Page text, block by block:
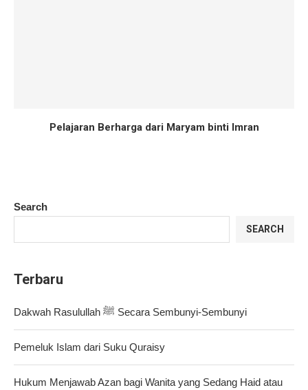
Pelajaran Berharga dari Maryam binti Imran
Search
SEARCH
Terbaru
Dakwah Rasulullah ﷺ Secara Sembunyi-Sembunyi
Pemeluk Islam dari Suku Quraisy
Hukum Menjawab Azan bagi Wanita yang Sedang Haid atau